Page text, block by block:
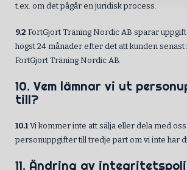
t.ex. om det pågår en juridisk process.
9.2 FortGjort Träning Nordic AB sparar
högst 24 månader efter det att kunden
FortGjort Träning Nordic AB.
10. Vem lämnar vi ut
till?
10.1Vi kommer inte att sälja eller dela med
personuppgifter till tredje part om vi inte har
11. Ändring av